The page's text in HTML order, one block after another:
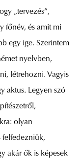
„tervezés”,
főnév, és amit mi
egy ige. Szerintem
nyelvben,
létrehozni. Vagyis
aktus. Legyen szó
olyan
felfedezniük,
akár ők is képesek